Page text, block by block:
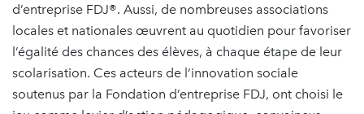
d’entreprise FDJ®. Aussi, de nombreuses associations
locales et nationales œuvrent au quotidien pour favoriser
l’égalité des chances des élèves, à chaque étape de leur
scolarisation. Ces acteurs de l‘innovation sociale
soutenus par la Fondation d’entreprise FDJ, ont choisi le